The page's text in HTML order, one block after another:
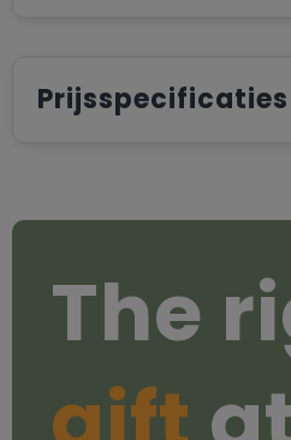
Prijsspecificaties
The